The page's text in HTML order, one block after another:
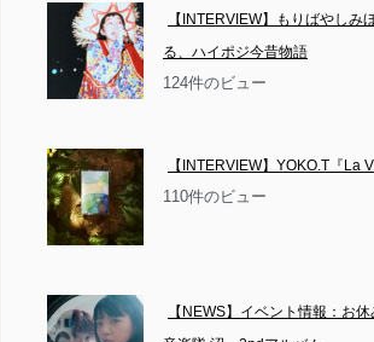
【INTERVIEW】もりばやしみ
る、ハイポジ今昔物語
124件のビュー
【INTERVIEW】YOKO.T『La
110件のビュー
【NEWS】イベント情報：お